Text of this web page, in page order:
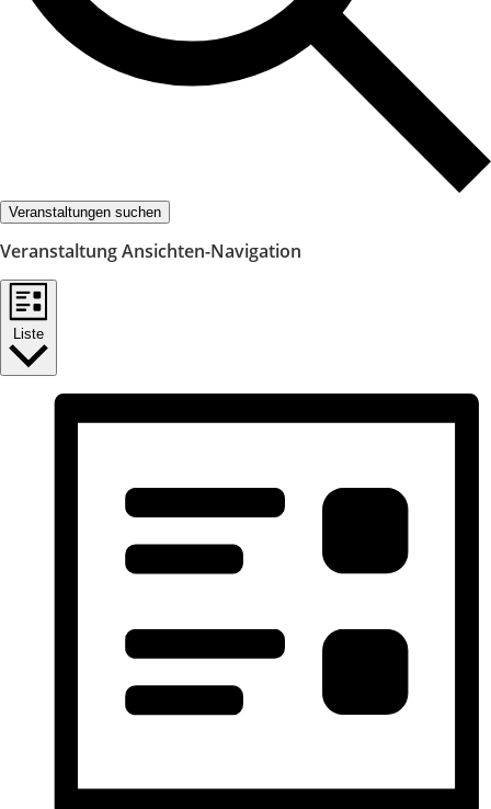
Veranstaltungen suchen
Veranstaltung Ansichten-Navigation
Liste